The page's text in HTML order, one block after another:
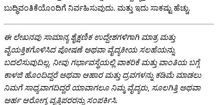
ಬುದ್ಧಿವಂತಿಕೆಯೊಂದಿಗೆ ನಿರ್ವಹಿಸುವುದು. ಮತ್ತು ಇದು ಸಾಕಷ್ಟು ಹೆಚ್ಚು.
ಈ ಲೇಖನವು ಸಾಮಾನ್ಯ ಶೈಕ್ಷಣಿಕ ಉದ್ದೇಶಗಳಿಗಾಗಿ ಮಾತ್ರ ಮತ್ತು
ವೈಯಕ್ತಿಕಗೊಳಿಸಿದ ಪೋಷಣೆ ಅಥವಾ ವೈದ್ಯಕೀಯ ಸಲಹೆಯನ್ನು
ಬದಲಿಸುವುದಿಲ್ಲ. ನೀವು ಗರ್ಭಾವಸ್ಥೆಯಲ್ಲಿ ವಾಕರಿಕೆ ಮತ್ತು ವಾಂತಿಯ ಬಗ್ಗೆ
ಕಾಳಜಿ ಹೊಂದಿದ್ದರೆ ಅಥವಾ ಆಹಾರ ಮತ್ತು ದ್ರವಗಳನ್ನು ಕಡಿಮೆ ಮಾಡಲು
ನಿಮಗೆ ಸಾಧ್ಯವಾಗದಿದ್ದರೆ ಯಾವಾಗಲೂ ನಿಮ್ಮ ವೈದ್ಯರು, ಸೂಲಗಿತ್ತಿ ಅಥವಾ
ಅರ್ಹ ಆರೋಗ್ಯ ವೃತ್ತಿಪರರನ್ನು ಸಂಪರ್ಕಿಸಿ.